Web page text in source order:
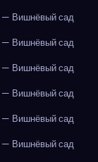
— Вишнёвый сад
— Вишнёвый сад
— Вишнёвый сад
— Вишнёвый сад
— Вишнёвый сад
— Вишнёвый сад